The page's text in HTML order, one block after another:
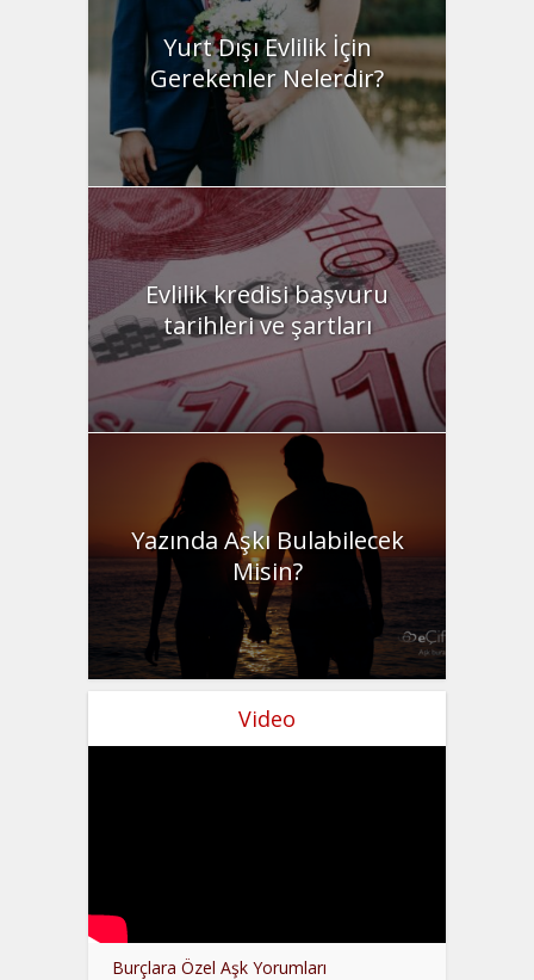
Yurt Dışı Evlilik İçin
Gerekenler Nelerdir?
Evlilik kredisi başvuru
tarihleri ve şartları
Yazında Aşkı Bulabilecek
Misin?
Video
Burçlara Özel Aşk Yorumları